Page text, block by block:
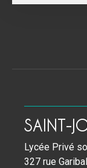
SAINT-
Lycée Privé
327 rue